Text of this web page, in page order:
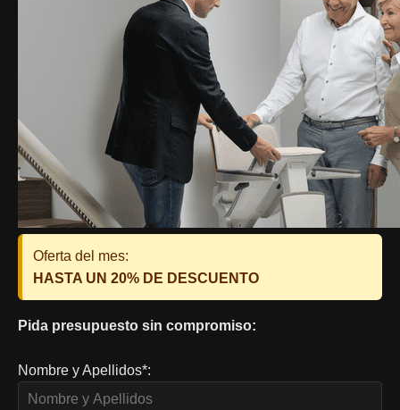
Oferta del mes:
HASTA UN 20% DE DESCUENTO
Pida presupuesto sin compromiso:
Nombre y Apellidos*: